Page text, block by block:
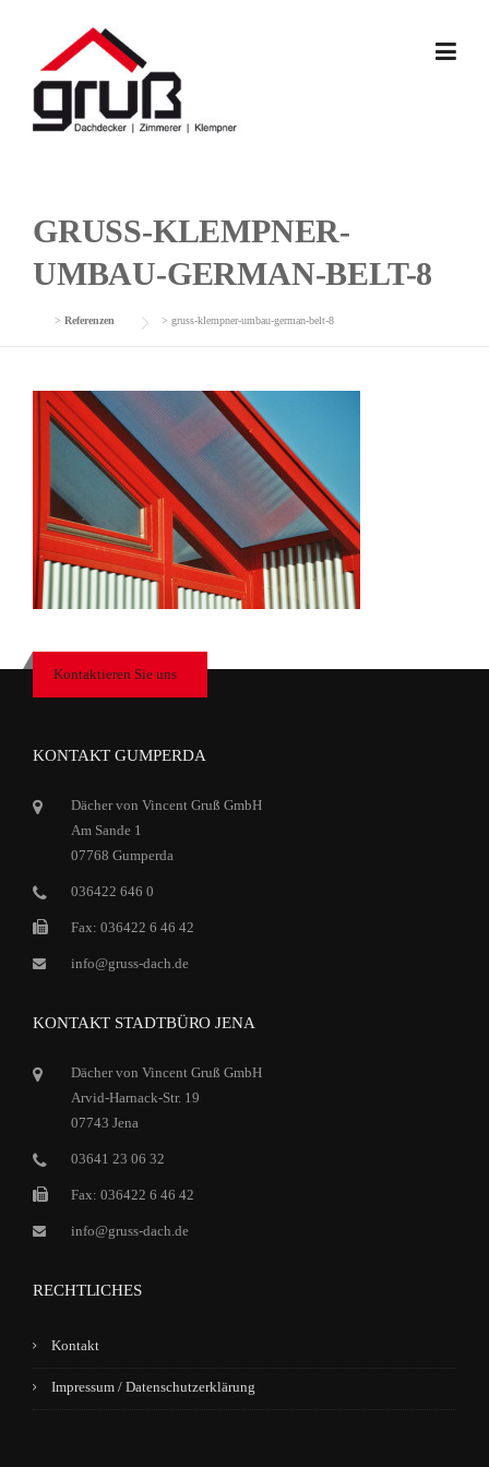
GRUSS-KLEMPNER-
UMBAU-GERMAN-BELT-8
> Referenzen > gruss-klempner-umbau-german-belt-8
Kontaktieren Sie uns
KONTAKT GUMPERDA
Dächer von Vincent Gruß GmbH
Am Sande 1
07768 Gumperda
036422 646 0
Fax: 036422 6 46 42
info@gruss-dach.de
KONTAKT STADTBÜRO JENA
Dächer von Vincent Gruß GmbH
Arvid-Harnack-Str. 19
07743 Jena
03641 23 06 32
Fax: 036422 6 46 42
info@gruss-dach.de
RECHTLICHES
Kontakt
Impressum / Datenschutzerklärung